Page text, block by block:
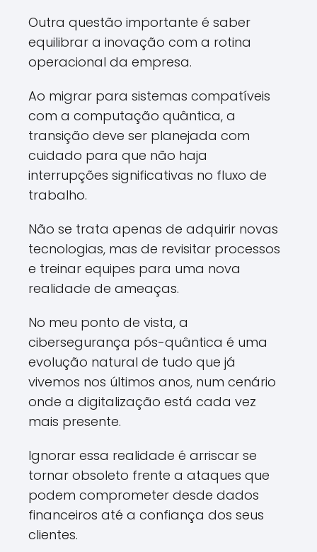
Outra questão importante é saber
equilibrar a inovação com a rotina
operacional da empresa.
Ao migrar para sistemas compatíveis
com a computação quântica, a
transição deve ser planejada com
cuidado para que não haja
interrupções significativas no fluxo de
trabalho.
Não se trata apenas de adquirir novas
tecnologias, mas de revisitar processos
e treinar equipes para uma nova
realidade de ameaças.
No meu ponto de vista, a
cibersegurança pós-quântica é uma
evolução natural de tudo que já
vivemos nos últimos anos, num cenário
onde a digitalização está cada vez
mais presente.
Ignorar essa realidade é arriscar se
tornar obsoleto frente a ataques que
podem comprometer desde dados
financeiros até a confiança dos seus
clientes.